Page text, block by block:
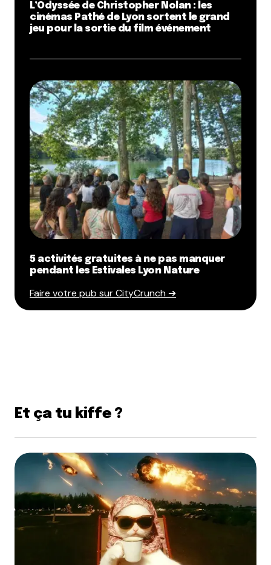
L’Odyssée de Christopher Nolan : les
cinémas Pathé de Lyon sortent le grand
jeu pour la sortie du film événement
5 activités gratuites à ne pas manquer
pendant les Estivales Lyon Nature
Faire votre pub sur CityCrunch ➔
Et ça tu kiffe ?